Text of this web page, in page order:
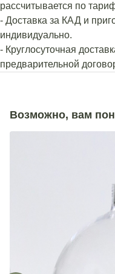
рассчитывается по
- Доставка за КАД и
индивидуально.
- Круглосуточная
предварительной
Возможно, вам